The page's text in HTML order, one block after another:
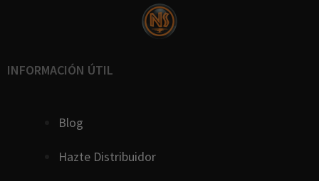
INFORMACIÓN ÚTIL
Blog
Hazte Distribuidor